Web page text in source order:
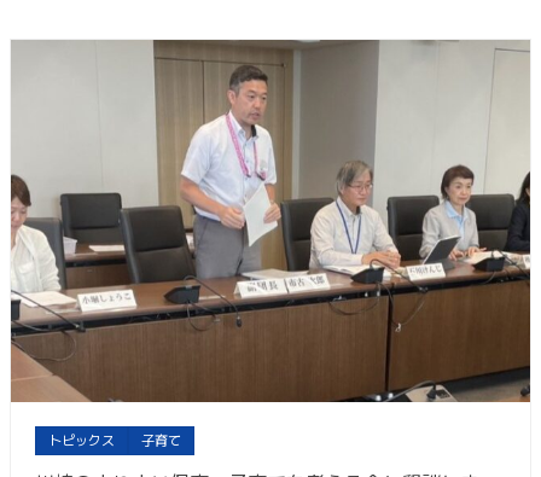
トピックス 子育て